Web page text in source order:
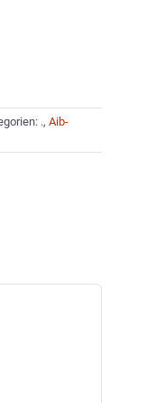
., Aib-